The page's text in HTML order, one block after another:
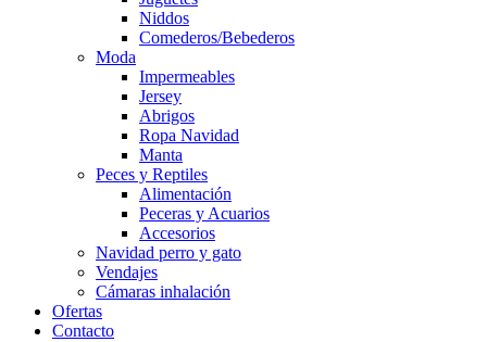
Niddos
Comederos/Bebederos
Moda
Impermeables
Jersey
Abrigos
Ropa Navidad
Manta
Peces y Reptiles
Alimentación
Peceras y Acuarios
Accesorios
Navidad perro y gato
Vendajes
Cámaras inhalación
Ofertas
Contacto